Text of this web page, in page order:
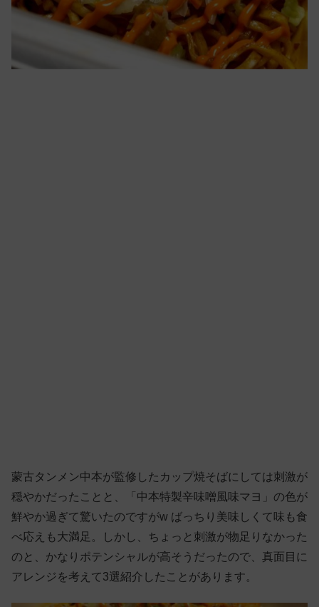
蒙古タンメン中本が監修したカップ焼そばにしては刺激が
穏やかだったことと、「中本特製辛味噌風味マヨ」の色が
鮮やか過ぎて驚いたのですがw ばっちり美味しくて味も食
べ応えも大満足。しかし、ちょっと刺激が物足りなかった
のと、かなりポテンシャルが高そうだったので、真面目に
アレンジを考えて3選紹介したことがあります。